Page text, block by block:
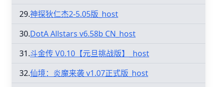
29.神探狄仁杰2-5.05版_host
30.DotA Allstars v6.58b CN_host
31.斗金传 V0.10【元旦挑战版】_host
32.仙境：炎魔来袭 v1.07正式版_host